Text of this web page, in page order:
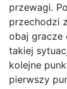
przewagi.
przechodzi
obaj gracze
takiej
kolejne
pierwszy